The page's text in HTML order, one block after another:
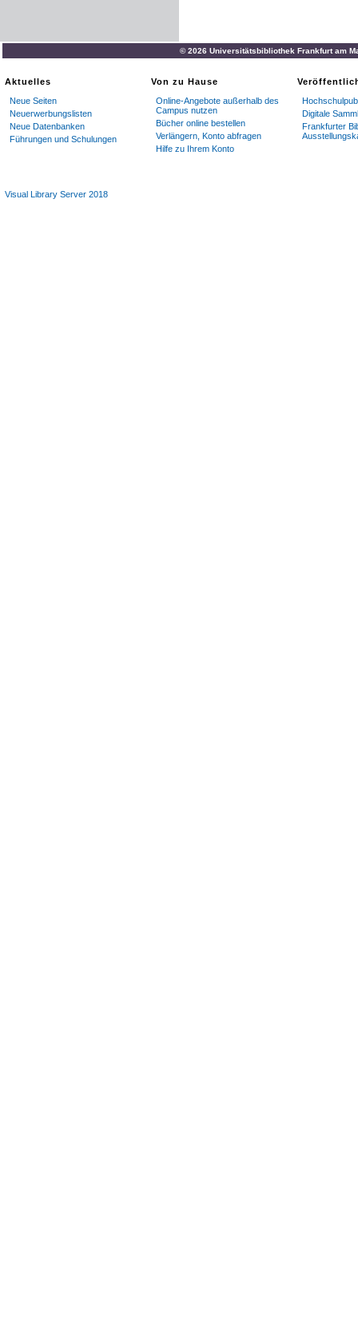
© 2026 Universitätsbibliothek Frankfurt am
Aktuelles
Neue Seiten
Neuerwerbungslisten
Neue Datenbanken
Führungen und Schulungen
Von zu Hause
Online-Angebote außerhalb des
Campus nutzen
Bücher online bestellen
Verlängern, Konto abfragen
Hilfe zu Ihrem Konto
Digitale
Frankfurter
Visual Library Server 2018